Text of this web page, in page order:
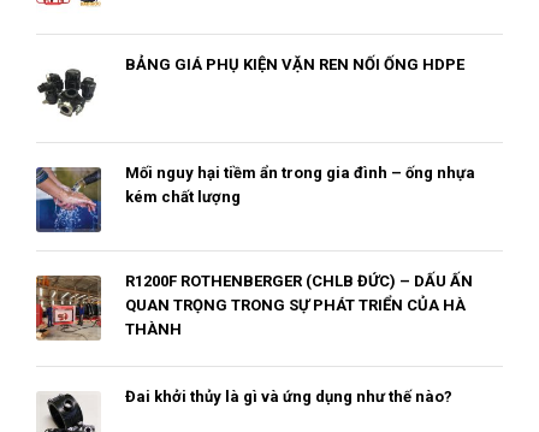
BẢNG GIÁ PHỤ KIỆN VẶN REN NỐI ỐNG HDPE
Mối nguy hại tiềm ẩn trong gia đình – ống nhựa
kém chất lượng
R1200F ROTHENBERGER (CHLB ĐỨC) – DẤU ẤN
QUAN TRỌNG TRONG SỰ PHÁT TRIỂN CỦA HÀ
THÀNH
Đai khởi thủy là gì và ứng dụng như thế nào?